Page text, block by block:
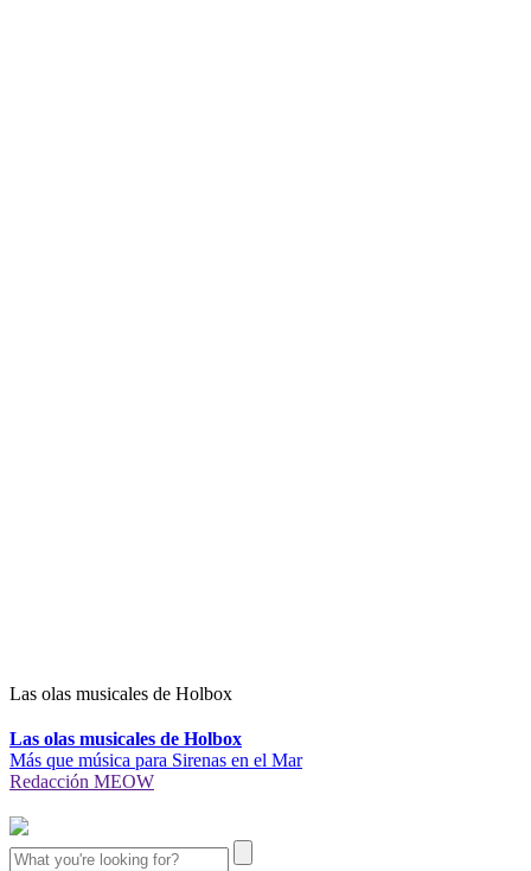
Las olas musicales de Holbox
Las olas musicales de Holbox
Más que música para Sirenas en el Mar
Redacción MEOW